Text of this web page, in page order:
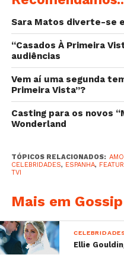
–Iva Domingues
Sara Matos diverte-se
“Casados À Primeira
audiências
Vem aí uma segunda
Primeira Vista”?
Casting para os novos
Wonderland
TÓPICOS RELACIONADOS:
CELEBRIDADES, ESPANHA,
TVI
Mais em Gossip
Ellie